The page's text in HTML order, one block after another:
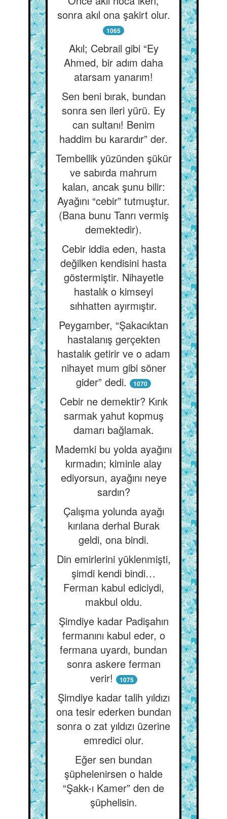
sonra akıl ona şakirt olur.
1065
Akıl; Cebrail gibi “Ey
Ahmed, bir adım daha
atarsam yanarım!
Sen beni bırak, bundan
sonra sen ileri yürü. Ey
can sultanı! Benim
haddim bu karardır” der.
Tembellik yüzünden şükür
ve sabırda mahrum
kalan, ancak şunu bilir:
Ayağını “cebir” tutmuştur.
(Bana bunu Tanrı vermiş
demektedir).
Cebir iddia eden, hasta
değilken kendisini hasta
göstermiştir. Nihayetle
hastalık o kimseyi
sıhhatten ayırmıştır.
Peygamber, “Şakacıktan
hastalanış gerçekten
hastalık getirir ve o adam
nihayet mum gibi söner
gider” dedi.
1070
Cebir ne demektir? Kırık
sarmak yahut kopmuş
damarı bağlamak.
Mademki bu yolda ayağını
kırmadın; kiminle alay
ediyorsun, ayağını neye
sardın?
Çalışma yolunda ayağı
kırılana derhal Burak
geldi, ona bindi.
Din emirlerini yüklenmişti,
şimdi kendi bindi…
Ferman kabul ediciydi,
makbul oldu.
Şimdiye kadar Padişahın
fermanını kabul eder, o
fermana uyardı, bundan
sonra askere ferman
verir!
1075
Şimdiye kadar talih yıldızı
ona tesir ederken bundan
sonra o zat yıldızı üzerine
emredici olur.
Eğer sen bundan
şüphelenirsen o halde
“Şakk-ı Kamer” den de
şüphelisin.